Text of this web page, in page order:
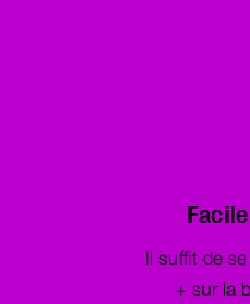
Il suffit de
+ sur la